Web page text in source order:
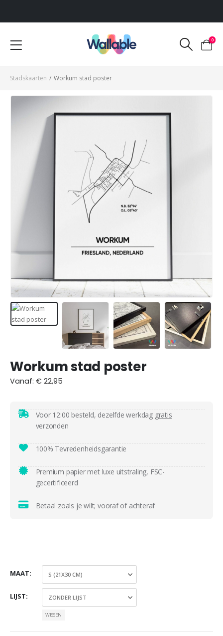
Voor 12:00 uur besteld, dezelfde werkdag verzonden
0
Stadskaarten / Workum stad poster
Workum stad poster
Vanaf: € 22,95
Voor 12:00 besteld, dezelfde werkdag gratis
verzonden
100% Tevredenheidsgarantie
Premium papier met luxe uitstraling, FSC-
gecertificeerd
Betaal zoals je wilt; vooraf of achteraf
MAAT
LIJST
WISSEN